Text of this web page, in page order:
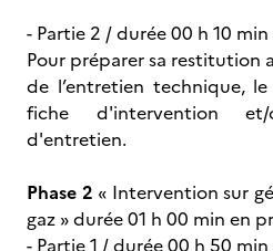
- Partie 2 / durée 00 h 10 min
Pour préparer sa restitution
de l’entretien technique,
fiche d'intervention
d'entretien.
Phase 2 « Intervention sur
gaz » durée 01 h 00 min en
- Partie 1 / durée 00 h 50 min